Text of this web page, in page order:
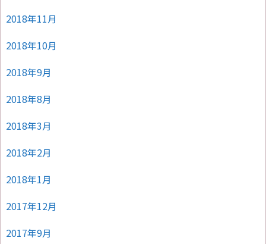
2018年11月
2018年10月
2018年9月
2018年8月
2018年3月
2018年2月
2018年1月
2017年12月
2017年9月